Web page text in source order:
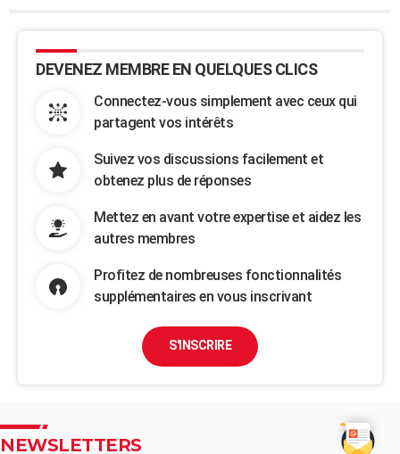
DEVENEZ MEMBRE EN QUELQUES CLICS
Connectez-vous simplement avec ceux qui
partagent vos intérêts
Suivez vos discussions facilement et
obtenez plus de réponses
Mettez en avant votre expertise et aidez les
autres membres
Profitez de nombreuses fonctionnalités
supplémentaires en vous inscrivant
S'INSCRIRE
NEWSLETTERS